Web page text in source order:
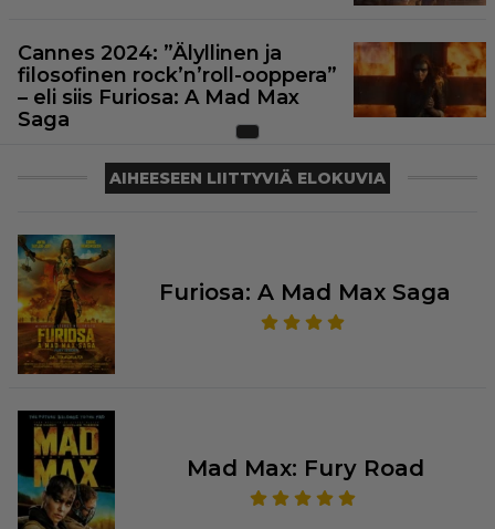
Cannes 2024: ”Älyllinen ja
filosofinen rock’n’roll-ooppera”
– eli siis Furiosa: A Mad Max
Saga
AIHEESEEN LIITTYVIÄ ELOKUVIA
Furiosa: A Mad Max Saga
Mad Max: Fury Road